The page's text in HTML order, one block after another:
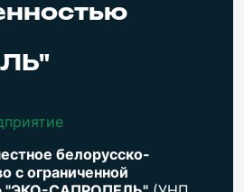
белорусско-
с ограниченной